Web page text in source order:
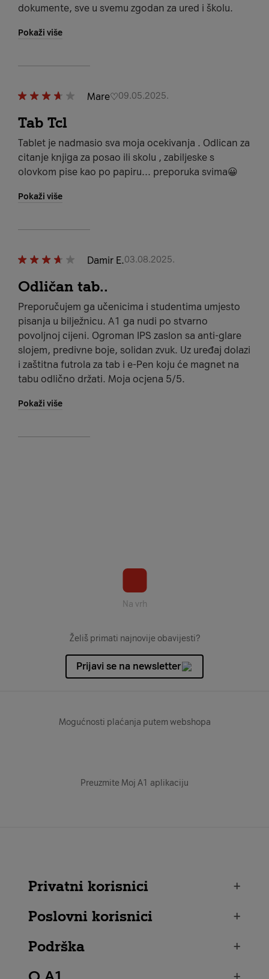
dokumente, sve u svemu zgodan za ured i školu.
Pokaži više
Mare♡09.05.2025.
Tab Tcl
Tablet je nadmasio sva moja ocekivanja . Odlican za
citanje knjiga za posao ili skolu , zabiljeske s
olovkom pise kao po papiru... preporuka svima😀
Pokaži više
Damir E.03.08.2025.
Odličan tab..
Preporučujem ga učenicima i studentima umjesto
pisanja u bilježnicu. A1 ga nudi po stvarno
povoljnoj cijeni. Ogroman IPS zaslon sa anti-glare
slojem, predivne boje, solidan zvuk. Uz uređaj dolazi
i zaštitna futrola za tab i e-Pen koju će magnet na
tabu odlično držati. Moja ocjena 5/5.
Pokaži više
Na vrh
Želiš primati najnovije obavijesti?
Prijavi se na newsletter
Mogućnosti plaćanja putem webshopa
Preuzmite Moj A1 aplikaciju
Privatni korisnici
+
Poslovni korisnici
+
Podrška
+